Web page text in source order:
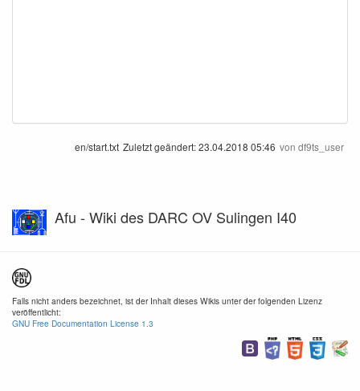
en/start.txt Zuletzt geändert:23.04.2018 05:46 von df9ts_user
Afu - Wiki des DARC OV Sulingen I40
Falls nicht anders bezeichnet, ist der Inhalt dieses Wikis unter der folgenden Lizenz
veröffentlicht:
GNU Free Documentation License 1.3